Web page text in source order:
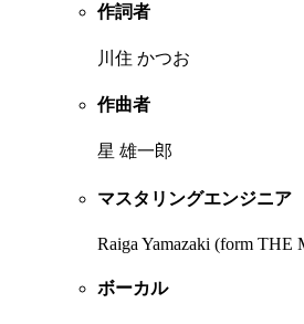
作詞者
川住 かつお
作曲者
星 雄一郎
マスタリングエンジニア
Raiga Yamazaki (form THE
ボーカル